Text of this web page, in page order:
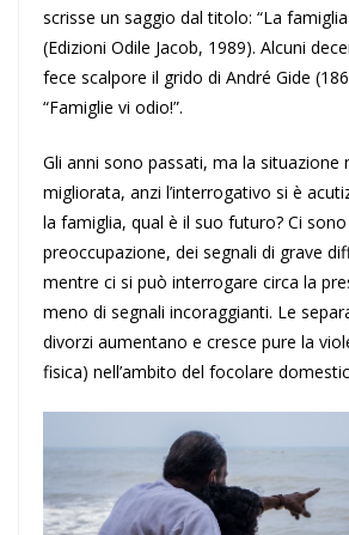
scrisse un saggio dal titolo: “La
(Edizioni Odile Jacob, 1989). Alcuni
fece scalpore il grido di André Gide
“Famiglie vi odio!”.
Gli anni sono passati, ma la situazione
migliorata, anzi l’interrogativo si è
la famiglia, qual è il suo futuro? Ci
preoccupazione, dei segnali di grave
mentre ci si può interrogare circa la
meno di segnali incoraggianti. Le
divorzi aumentano e cresce pure la
fisica) nell’ambito del focolare